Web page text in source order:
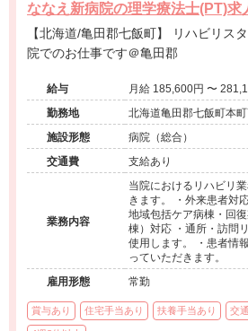
ななえ新病院の理学療法士(PT)求
【北海道/亀田郡七飯町】 リハビリスタッフ複数在籍あり！病
院でのお仕事です＠亀田郡
給与
月給 185,600
勤務地
北海道亀田郡七飯町本
施設形態
病院（総合）
交通費
支給あり
業務内容
当院におけるリハビリ
きます。 ・外来患者対
地域包括ケア病棟・回
棟）対応 ・通所・訪問
使用します。 ・患者情
っていただきます。
雇用形態
常勤
賞与あり 住宅手当あり 扶養手当あり 交